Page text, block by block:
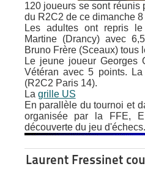
120 joueurs se sont réunis
du R2C2 de ce dimanche
Les adultes ont repris
Martine (Drancy) avec
Bruno Frère (Sceaux) tous
Le jeune joueur Georges
Vétéran avec 5 points.
(R2C2 Paris 14).
La grille US
En parallèle du tournoi et
organisée par la FFE,
découverte du jeu d'échecs.
Laurent Fressinet